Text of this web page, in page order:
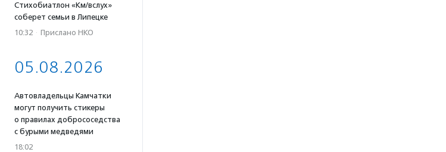
Стихобиатлон «Км/вслух»
соберет семьи в Липецке
10:32 · Прислано НКО
05.08.2026
Автовладельцы Камчатки
могут получить стикеры
о правилах добрососедства
с бурыми медведями
18:02